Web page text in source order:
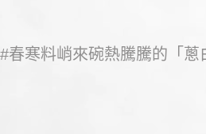
#春寒料峭來碗熱騰騰的「蔥